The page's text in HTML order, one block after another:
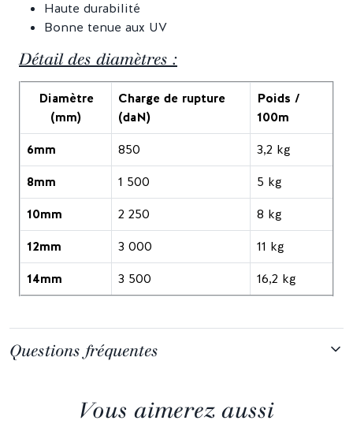
Haute durabilité
Bonne tenue aux UV
Détail des diamètres :
Diamètre
(mm)
Charge de rupture
(daN)
Poids /
100m
6mm
850
3,2 kg
8mm
1 500
5 kg
10mm
2 250
8 kg
12mm
3 000
11 kg
14mm
3 500 16,2 kg
Questions fréquentes
Vous aimerez aussi